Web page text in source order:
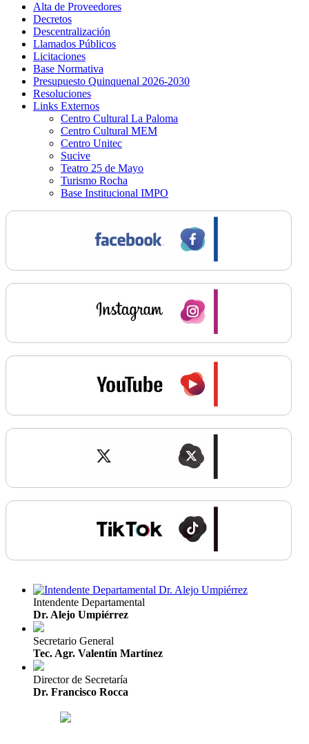
Alta de Proveedores
Decretos
Descentralización
Llamados Públicos
Licitaciones
Base Normativa
Presupuesto Quinquenal 2026-2030
Resoluciones
Links Externos
Centro Cultural La Paloma
Centro Cultural MEM
Centro Unitec
Sucive
Teatro 25 de Mayo
Turismo Rocha
Base Institucional IMPO
Intendente Departamental
Dr. Alejo Umpiérrez
Secretario General
Tec. Agr. Valentín Martínez
Director de Secretaría
Dr. Francisco Rocca